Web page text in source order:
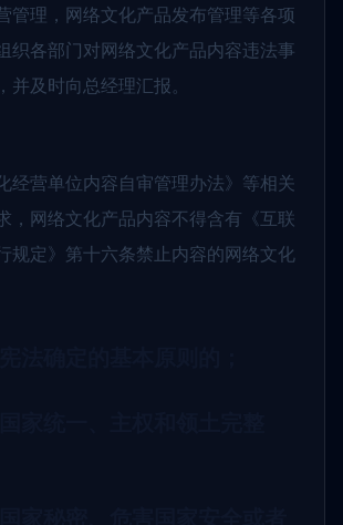
管理，网络文化产品发布管理等各项
织各部门对网络文化产品内容违法事
并及时向总经理汇报。
经营单位内容自审管理办法》等相关
，网络文化产品内容不得含有《互联
规定》第十六条禁止内容的网络文化